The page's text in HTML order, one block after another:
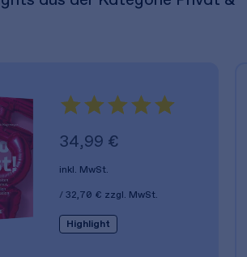
34,99 €
inkl. MwSt.
32,70 € zzgl. MwSt.
Highlight